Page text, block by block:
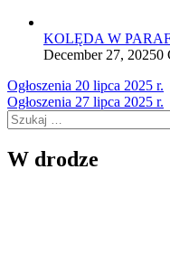
KOLĘDA W
December 27, 20250
Nawigacja
wpisu
Ogłoszenia 20 lipca 2025 r.
Ogłoszenia 27 lipca 2025 r.
Szukaj:
W drodze